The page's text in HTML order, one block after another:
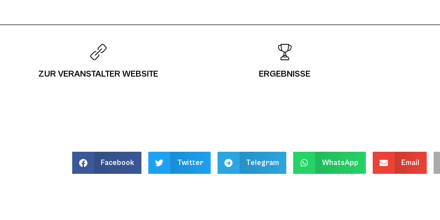
ZUR VERANSTALTER WEBSITE ERGEBNISSE
Facebook Twitter Telegram WhatsApp Email